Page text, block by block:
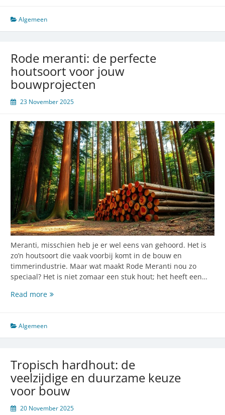
noir:
duurzaam
modern
design
Algemeen
Rode meranti: de perfecte
houtsoort voor jouw
bouwprojecten
23 November 2025
Meranti, misschien heb je er wel eens van gehoord. Het is
zo’n houtsoort die vaak voorbij komt in de bouw en
timmerindustrie. Maar wat maakt Rode Meranti nou zo
speciaal? Het is niet zomaar een stuk hout; het heeft een…
Read moreRode
perfecte
houtsoort
bouwprojecten
Algemeen
Tropisch hardhout: de
veelzijdige en duurzame keuze
voor bouw
20 November 2025